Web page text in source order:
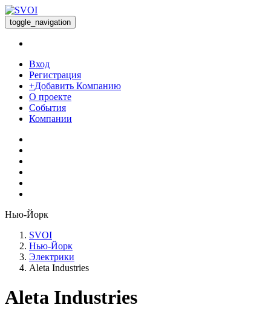
toggle_navigation
Вход
Регистрация
+Добавить Компанию
О проекте
События
Компании
Нью-Йорк
SVOI
Нью-Йорк
Электрики
Aleta Industries
Aleta Industries